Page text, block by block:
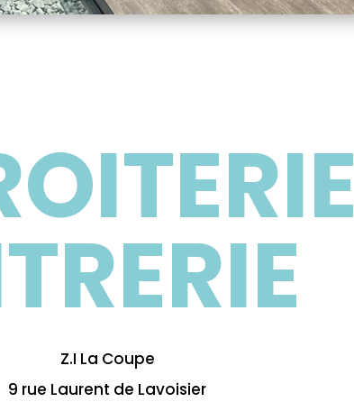
Z.I La Coupe
9 rue Laurent de Lavoisier